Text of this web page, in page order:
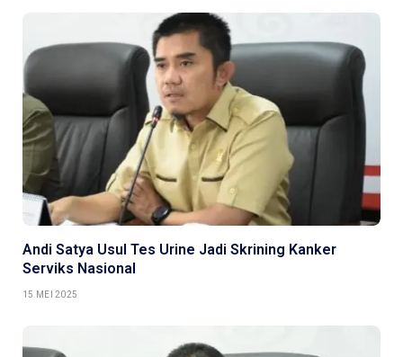
Andi Satya Usul Tes Urine Jadi Skrining Kanker
Serviks Nasional
15 MEI 2025